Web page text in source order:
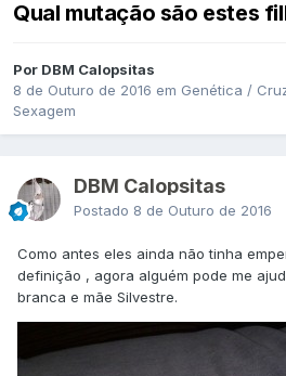
Qual mutação são estes
Por DBM Calopsitas
8 de Outuro de 2016 em Genética /
Sexagem
DBM Calopsitas
Postado 8 de Outuro de 2016
Como antes eles ainda não tinha
definição , agora alguém pode me
branca e mãe Silvestre.